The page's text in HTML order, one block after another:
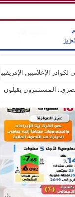
لكوادر الإعلاميين
المستثمرون يقبلون